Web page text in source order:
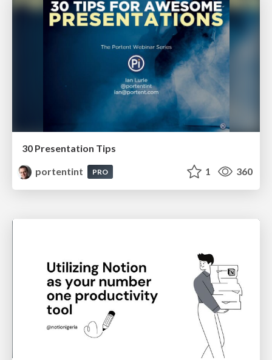
30 Presentation Tips
portentint
PRO 1 360